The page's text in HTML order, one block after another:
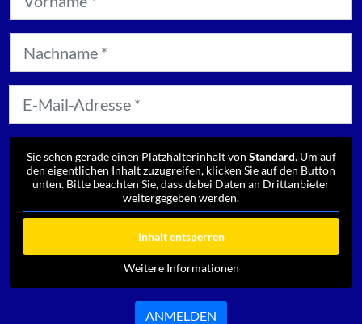
Sie sehen gerade einen Platzhalterinhalt von Standard. Um auf
den eigentlichen Inhalt zuzugreifen, klicken Sie auf den Button
unten. Bitte beachten Sie, dass dabei Daten an Drittanbieter
weitergegeben werden.
Inhalt entsperren
Weitere Informationen
ANMELDEN